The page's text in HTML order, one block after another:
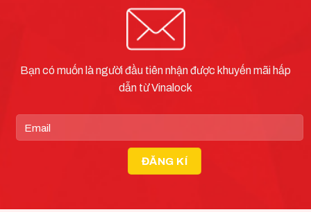
Bạn có muốn là người đầu tiên nhận được khuyến mãi hấp
dẫn từ Vinalock